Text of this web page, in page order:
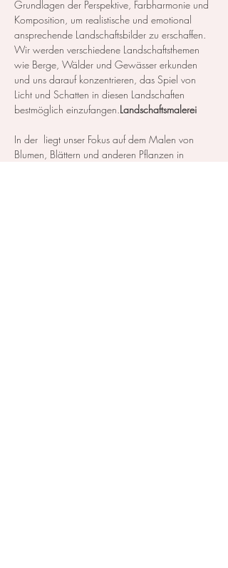
Grundlagen der Perspektive, Farbharmonie und
Komposition, um realistische und emotional
ansprechende Landschaftsbilder zu erschaffen.
Wir werden verschiedene Landschaftsthemen
wie Berge, Wälder und Gewässer erkunden
und uns darauf konzentrieren, das Spiel von
Licht und Schatten in diesen Landschaften
bestmöglich einzufangen.Landschaftsmalerei
In der
liegt unser Fokus auf dem Malen von
Blumen, Blättern und anderen Pflanzen in